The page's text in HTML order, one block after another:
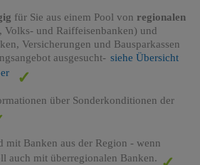
für Sie aus einem Pool von regionalen
Volks- und Raiffeisenbanken) und
Versicherungen und Bausparkassen
ausgesucht- siehe Übersicht
über Sonderkonditionen der
mit Banken aus der Region - wenn
auch mit überregionalen Banken.